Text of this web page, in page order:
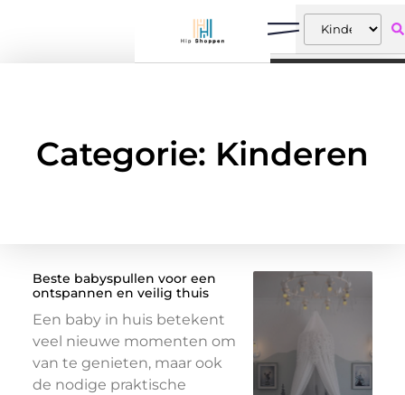
Categorie: Kinderen
Beste babyspullen voor een
ontspannen en veilig thuis
Een baby in huis betekent
veel nieuwe momenten om
van te genieten, maar ook
de nodige praktische